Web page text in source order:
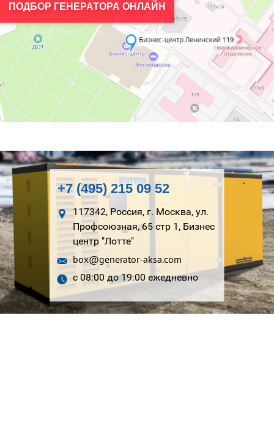
+7 (495) 215 09 52
117342, Россия, г. Москва, ул.
Профсоюзная, 65 стр 1, Бизнес
центр "Лотте"
box@generator-aksa.com
с 08:00 до 19:00 ежедневно
ПОДБОР ГЕНЕРАТОРА ОНЛАЙН